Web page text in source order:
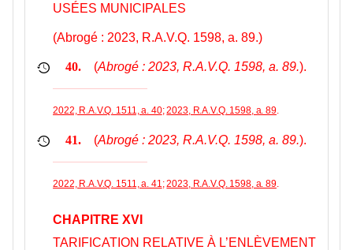
USÉES MUNICIPALES
(Abrogé : 2023, R.A.V.Q. 1598, a. 89.)
40. (Abrogé : 2023, R.A.V.Q. 1598, a. 89.).
2022, R.A.V.Q. 1511, a. 40;2023, R.A.V.Q. 1598, a. 89.
41. (Abrogé : 2023, R.A.V.Q. 1598, a. 89.).
2022, R.A.V.Q. 1511, a. 41 ;2023, R.A.V.Q. 1598, a. 89.
CHAPITRE XVI
TARIFICATION RELATIVE À L’ENLÈVEMENT